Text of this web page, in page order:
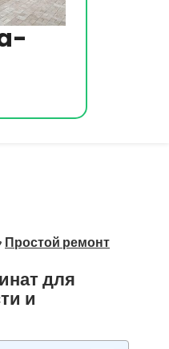
Простой ремонт
для
и